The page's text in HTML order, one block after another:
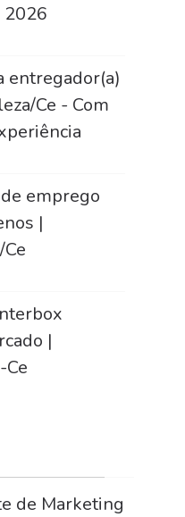
2026
entregador(a)
Ce - Com
emprego
|
|
de Marketing